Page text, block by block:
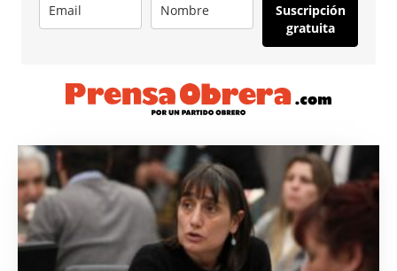
Suscripción
gratuita